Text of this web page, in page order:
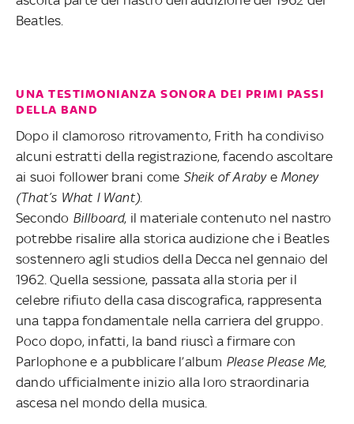
Beatles.
UNA TESTIMONIANZA SONORA DEI PRIMI PASSI
DELLA BAND
Dopo il clamoroso ritrovamento, Frith ha condiviso
alcuni estratti della registrazione, facendo ascoltare
ai suoi follower brani come Sheik of Araby e Money
(That’s What I Want).
Secondo Billboard, il materiale contenuto nel nastro
potrebbe risalire alla storica audizione che i Beatles
sostennero agli studios della Decca nel gennaio del
1962. Quella sessione, passata alla storia per il
celebre rifiuto della casa discografica, rappresenta
una tappa fondamentale nella carriera del gruppo.
Poco dopo, infatti, la band riuscì a firmare con
Parlophone e a pubblicare l’album Please Please Me,
dando ufficialmente inizio alla loro straordinaria
ascesa nel mondo della musica.